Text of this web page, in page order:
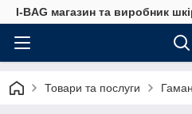
I-BAG магазин та виробник
Товари та послуги